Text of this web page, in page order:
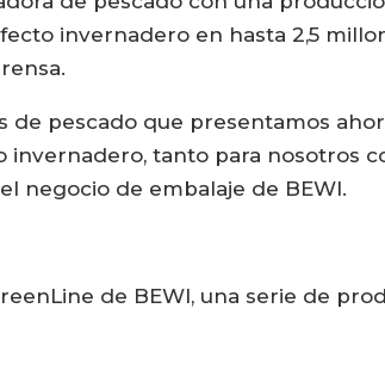
invernadero en hasta 2,5
de pescado que presentamos
tanto para nosotros
negocio de embalaje de BEWI.
de BEWI, una serie de